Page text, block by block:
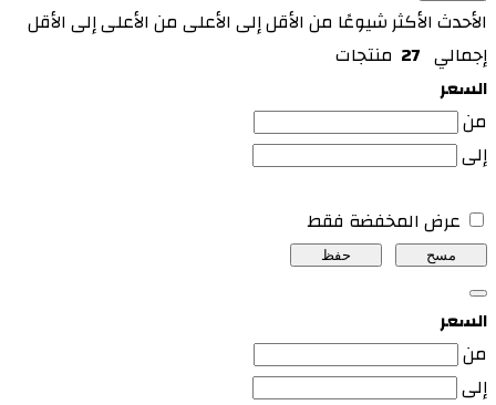
الأحدث الأكثر شيوعًا من الأقل إلى الأعلى من الأعلى إلى الأقل
إجمالي 27 منتجات
السعر
من
إلى
عرض المخفضة فقط
مسح حفظ
السعر
من
إلى